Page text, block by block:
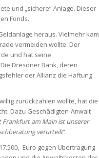
und „sichere“ Anlage. Dieser
Fonds.
heraus. Vielmehr kam
vermeiden wollte. Der
und hat seine
Dresdner Bank, deren
der Allianz die Haftung
zurückzahlen wollte, hat die
Dazu Geschädigten-Anwalt
Frankfurt am Main ist unserer
verurteilt“.
Euro gegen Übertragung